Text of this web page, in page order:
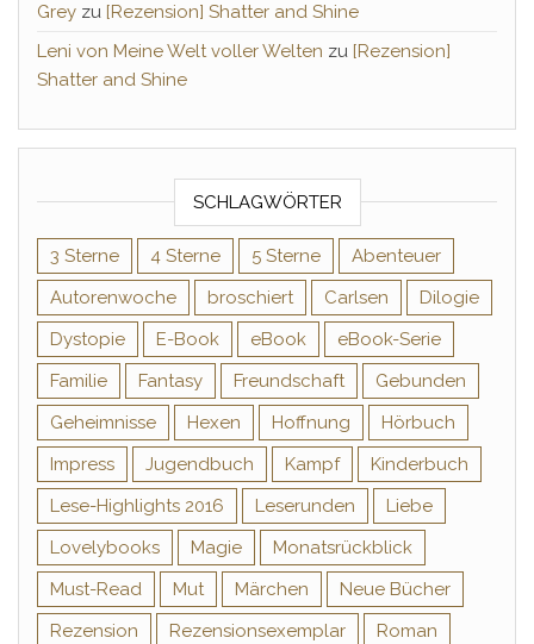
Grey zu [Rezension] Shatter and Shine
Leni von Meine Welt voller Welten zu [Rezension]
Shatter and Shine
SCHLAGWÖRTER
3 Sterne 4 Sterne 5 Sterne
Abenteuer
Autorenwoche
broschiert Carlsen
Dilogie
Dystopie
E-Book eBook
eBook-Serie
Familie
Fantasy Freundschaft
Gebunden
Geheimnisse
Hexen Hoffnung
Hörbuch
Impress
Jugendbuch Kampf
Kinderbuch
Lese-Highlights 2016
Leserunden
Liebe
Lovelybooks
Magie
Monatsrückblick
Must-Read
Mut Märchen
Neue Bücher
Rezension
Rezensionsexemplar
Roman